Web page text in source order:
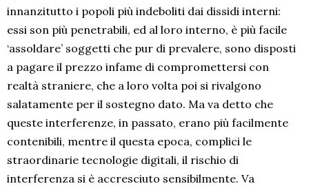
innanzitutto i popoli più indeboliti dai dissidi interni:
essi son più penetrabili, ed al loro interno, è più facile
‘assoldare’ soggetti che pur di prevalere, sono disposti
a pagare il prezzo infame di compromettersi con
realtà straniere, che a loro volta poi si rivalgono
salatamente per il sostegno dato. Ma va detto che
queste interferenze, in passato, erano più facilmente
contenibili, mentre il questa epoca, complici le
straordinarie tecnologie digitali, il rischio di
interferenza si è accresciuto sensibilmente. Va